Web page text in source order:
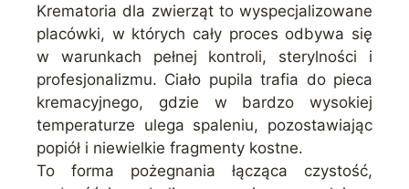
Krematoria dla zwierząt to wyspecjalizowane
placówki, w których cały proces odbywa się
w warunkach pełnej kontroli, sterylności i
profesjonalizmu. Ciało pupila trafia do pieca
kremacyjnego, gdzie w bardzo wysokiej
temperaturze ulega spaleniu, pozostawiając
popiół i niewielkie fragmenty kostne.
To forma pożegnania łącząca czystość,